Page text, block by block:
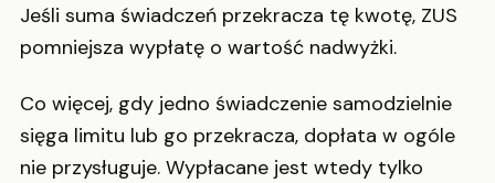
Jeśli suma świadczeń przekracza tę kwotę, ZUS
pomniejsza wypłatę o wartość nadwyżki.
Co więcej, gdy jedno świadczenie samodzielnie
sięga limitu lub go przekracza, dopłata w ogóle
nie przysługuje. Wypłacane jest wtedy tylko